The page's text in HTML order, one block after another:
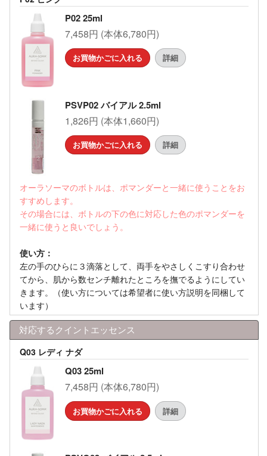
P02 25ml
7,458円 (本体6,780円)
お買物かごに入れる 詳細
PSVP02 バイアル 2.5ml
1,826円 (本体1,660円)
お買物かごに入れる 詳細
オーラソーマのボトルは、ポマンダーと一緒に使うことをお
すすめします。
その場合には、ボトルの下の色に対応した色のポマンダーを
一緒に使うと良いでしょう。
使い方：
左の手のひらに３滴落として、両手をやさしくこすり合わせ
てから、肌から数センチ離れたところを撫でるようにしてい
きます。（使い方については希望者に使い方説明を同梱して
います）
対応するクイントエッセンス
Q03 レディ ナダ
Q03 25ml
7,458円 (本体6,780円)
お買物かごに入れる 詳細